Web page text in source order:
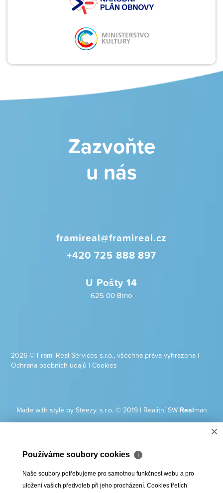
Zazvoňte
u nás
framireal@framireal.cz
+420 725 888 897
U Pošty 14
625 00 Brno
2026 © Frami Real Services s.r.o., všechna práva vyhrazena |
Ochrana osobních údajů |Cookies
Made with style by Steezy. s.r.o. © 2019| Realitní SW Realman
×
Používáme soubory cookies ℹ
Naše soubory potřebujeme pro samotnou funkčnost webu a pro
uložení vašich předvoleb při jeho procházení. Cookies třetích